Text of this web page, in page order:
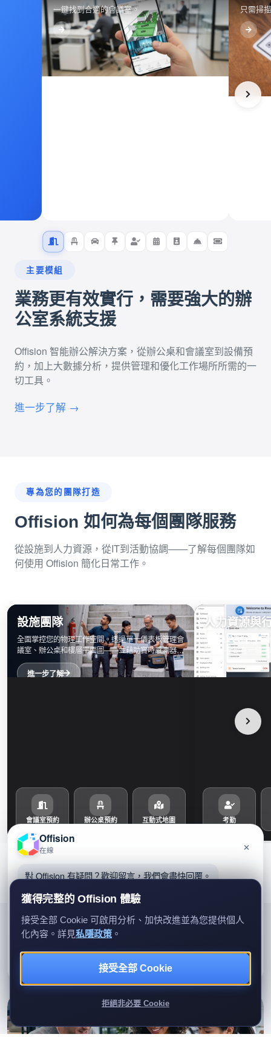
一鍵找到合適的會議室。 只需掃
主要模組
業務更有效實行，需要強大的辦
公室系統支援
Offision 智能辦公解決方案，從辦公桌和會議室到設備預
約，加上大數據分析，提供管理和優化工作場所所需的一
切工具。
進一步了解 →
專為您的團隊打造
Offision 如何為每個團隊服務
從設施到人力資源，從IT到活動協調——了解每個團隊如
何使用 Offision 簡化日常工作。
設施團隊
全面掌控您的物理工作空間。透過單一儀表板管理會
議室、辦公桌和樓層平面圖——並藉助實時感測器數
據支持每一個決策。
進一步了解
會議室預約 辦公桌預約 互動式地圖
人力資源與
簡化員工考勤，自
略——全部在一個平
考勤
用戶回饋
使用者如何評價 Offision
來自 SoftwareSuggest 驗證評論與 G2 社群的獨立回饋。
Offision
在線 ×
對 Offision 有疑問？歡迎留言，我們會盡快回覆。
我們只會用你的資料回覆查詢。
獲得完整的 Offision 體驗
接受全部 Cookie 可啟用分析、加快改進並為您提供個人
化內容。詳見私隱政策 。
接受全部 Cookie
拒絕非必要 Cookie